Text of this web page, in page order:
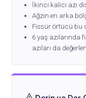
İkinci kalıcı azı
Ağzın en arka
Fissür örtücü bu
6 yaş azılarında
azıları da